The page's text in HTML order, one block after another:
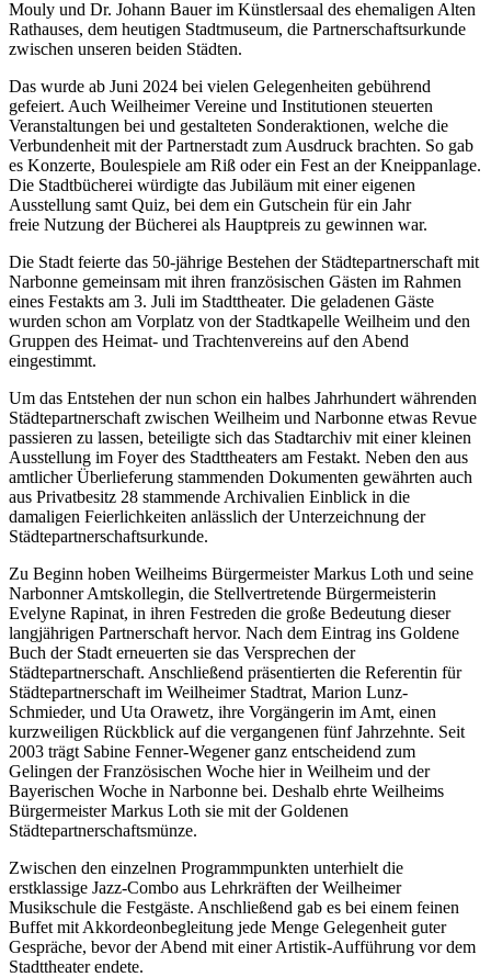
Mouly und Dr. Johann Bauer im Künstlersaal des ehemaligen Alten
Rathauses, dem heutigen Stadtmuseum, die Partnerschaftsurkunde
zwischen unseren beiden Städten.
Das wurde ab Juni 2024 bei vielen Gelegenheiten gebührend
gefeiert. Auch Weilheimer Vereine und Institutionen steuerten
Veranstaltungen bei und gestalteten Sonderaktionen, welche die
Verbundenheit mit der Partnerstadt zum Ausdruck brachten. So gab
es Konzerte, Boulespiele am Riß oder ein Fest an der Kneippanlage.
Die Stadtbücherei würdigte das Jubiläum mit einer eigenen
Ausstellung samt Quiz, bei dem ein Gutschein für ein Jahr
freie Nutzung der Bücherei als Hauptpreis zu gewinnen war.
Die Stadt feierte das 50-jährige Bestehen der Städtepartnerschaft mit
Narbonne gemeinsam mit ihren französischen Gästen im Rahmen
eines Festakts am 3. Juli im Stadttheater. Die geladenen Gäste
wurden schon am Vorplatz von der Stadtkapelle Weilheim und den
Gruppen des Heimat- und Trachtenvereins auf den Abend
eingestimmt.
Um das Entstehen der nun schon ein halbes Jahrhundert währenden
Städtepartnerschaft zwischen Weilheim und Narbonne etwas Revue
passieren zu lassen, beteiligte sich das Stadtarchiv mit einer kleinen
Ausstellung im Foyer des Stadttheaters am Festakt. Neben den aus
amtlicher Überlieferung stammenden Dokumenten gewährten auch
aus Privatbesitz 28 stammende Archivalien Einblick in die
damaligen Feierlichkeiten anlässlich der Unterzeichnung der
Städtepartnerschaftsurkunde.
Zu Beginn hoben Weilheims Bürgermeister Markus Loth und seine
Narbonner Amtskollegin, die Stellvertretende Bürgermeisterin
Evelyne Rapinat, in ihren Festreden die große Bedeutung dieser
langjährigen Partnerschaft hervor. Nach dem Eintrag ins Goldene
Buch der Stadt erneuerten sie das Versprechen der
Städtepartnerschaft. Anschließend präsentierten die Referentin für
Städtepartnerschaft im Weilheimer Stadtrat, Marion Lunz-
Schmieder, und Uta Orawetz, ihre Vorgängerin im Amt, einen
kurzweiligen Rückblick auf die vergangenen fünf Jahrzehnte. Seit
2003 trägt Sabine Fenner-Wegener ganz entscheidend zum
Gelingen der Französischen Woche hier in Weilheim und der
Bayerischen Woche in Narbonne bei. Deshalb ehrte Weilheims
Bürgermeister Markus Loth sie mit der Goldenen
Städtepartnerschaftsmünze.
Zwischen den einzelnen Programmpunkten unterhielt die
erstklassige Jazz-Combo aus Lehrkräften der Weilheimer
Musikschule die Festgäste. Anschließend gab es bei einem feinen
Buffet mit Akkordeonbegleitung jede Menge Gelegenheit guter
Gespräche, bevor der Abend mit einer Artistik-Aufführung vor dem
Stadttheater endete.